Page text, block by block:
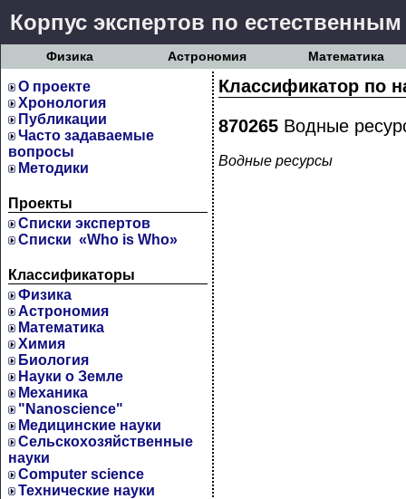
Корпус экспертов по
Физика Астрономия Математика
О проекте
Хронология
Публикации
Часто задаваемые
вопросы
Методики
Проекты
Cписки экспертов
Списки «Who is Who»
Классификаторы
Физика
Астрономия
Математика
Химия
Биология
Науки о Земле
Механика
"Nanoscience"
Медицинские науки
Сельскохозяйственные
науки
Computer science
Технические науки
Классификатор по
870265 Водные
Водные ресурсы